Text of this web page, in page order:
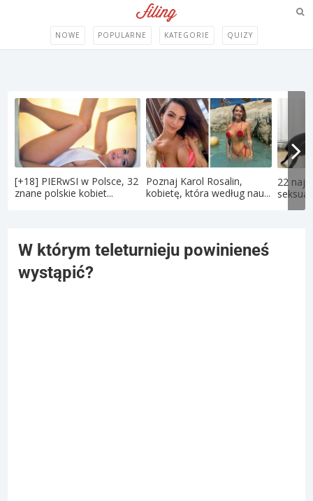
NOWE POPULARNE KATEGORIE QUIZY
[+18] PIERwSI w Polsce, 32
znane polskie kobiet...
Poznaj Karol Rosalin,
kobietę, która według nau...
22
W którym teleturnieju powinieneś
wystąpić?